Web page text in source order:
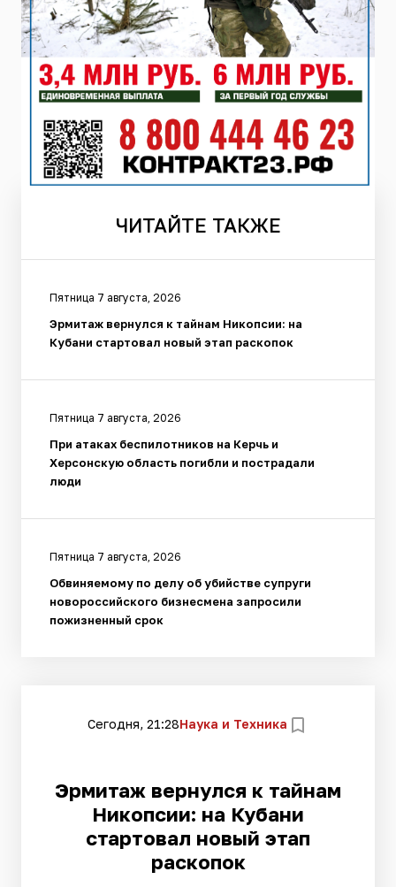
ЧИТАЙТЕ ТАКЖЕ
Пятница 7 августа, 2026
Эрмитаж вернулся к тайнам Никопсии: на
Кубани стартовал новый этап раскопок
Пятница 7 августа, 2026
При атаках беспилотников на Керчь и
Херсонскую область погибли и пострадали
люди
Пятница 7 августа, 2026
Обвиняемому по делу об убийстве супруги
новороссийского бизнесмена запросили
пожизненный срок
Сегодня, 21:28Наука и Техника
Эрмитаж вернулся к тайнам
Никопсии: на Кубани
стартовал новый этап
раскопок